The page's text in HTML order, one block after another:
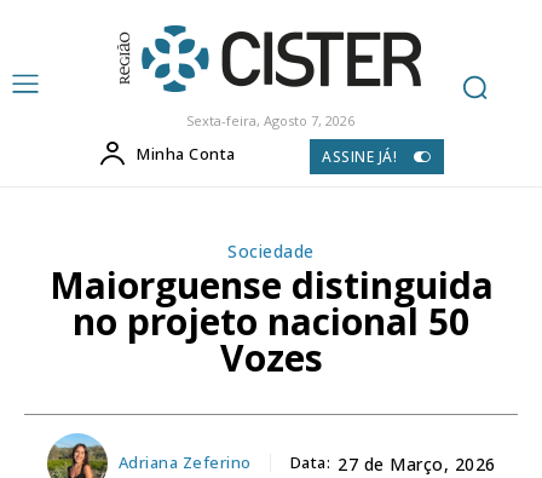
Sexta-feira, Agosto 7, 2026
Minha Conta ASSINE JÁ!
Sociedade
Maiorguense distinguida
no projeto nacional 50
Vozes
Adriana Zeferino Data: 27 de Março, 2026